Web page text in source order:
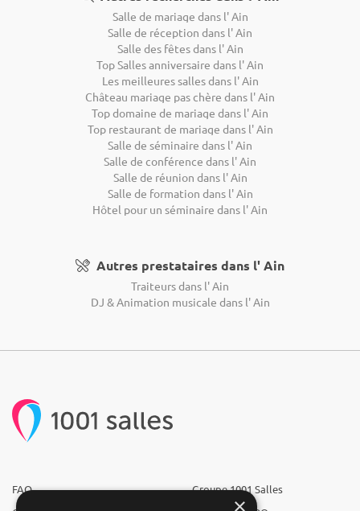
Salle de mariage dans l' Ain
Salle de réception dans l' Ain
Salle des fêtes dans l' Ain
Top Salles anniversaire dans l' Ain
Les meilleures salles dans l' Ain
Château mariage pas chère dans l' Ain
Top domaine de mariage dans l' Ain
Top restaurant de mariage dans l' Ain
Salle de séminaire dans l' Ain
Salle de conférence dans l' Ain
Salle de réunion dans l' Ain
Salle de formation dans l' Ain
Hôtel pour un séminaire dans l' Ain
Autres prestataires dans l' Ain
Traiteurs dans l' Ain
DJ & Animation musicale dans l' Ain
FAQ
Groupe 1001 Salles